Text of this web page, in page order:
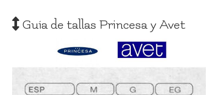
Guía de tallas Princesa y Avet